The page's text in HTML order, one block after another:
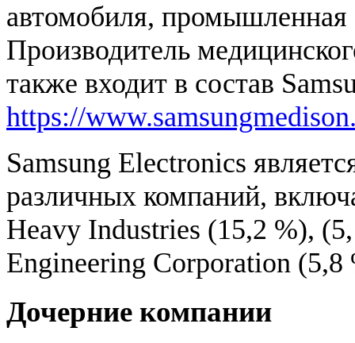
автомобиля, промышленная
Производитель
также входит в состав
https://
Samsung Electronics
различных компаний,
Heavy Industries (15,2 %),
Engineering Corporation (5,8
Дочерние компании